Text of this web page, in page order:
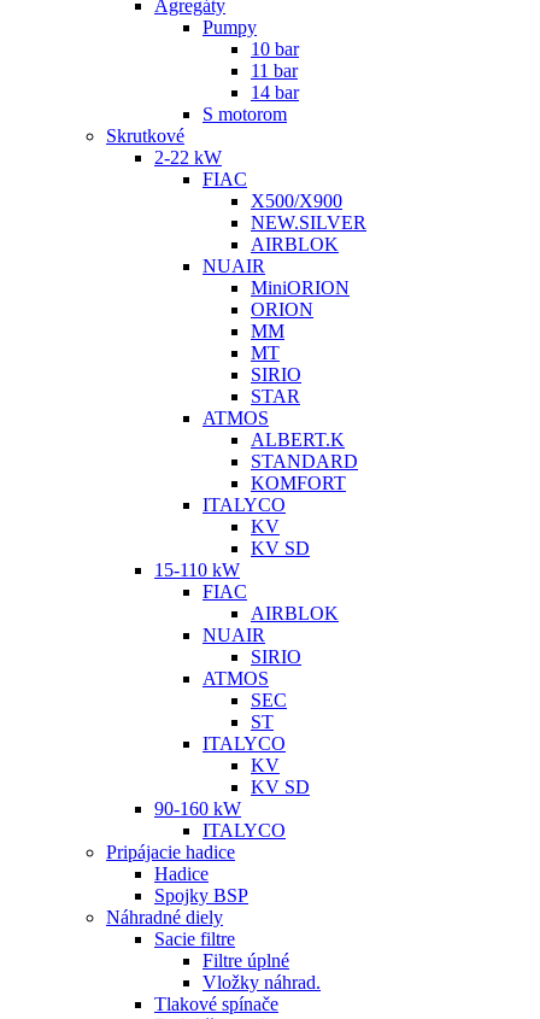
Agregáty
Pumpy
10 bar
11 bar
14 bar
S motorom
Skrutkové
2-22 kW
FIAC
X500/X900
NEW.SILVER
AIRBLOK
NUAIR
MiniORION
ORION
MM
MT
SIRIO
STAR
ATMOS
ALBERT.K
STANDARD
KOMFORT
ITALYCO
KV
KV SD
15-110 kW
FIAC
AIRBLOK
NUAIR
SIRIO
ATMOS
SEC
ST
ITALYCO
KV
KV SD
90-160 kW
ITALYCO
Pripájacie hadice
Hadice
Spojky BSP
Náhradné diely
Sacie filtre
Filtre úplné
Vložky náhrad.
Tlakové spínače